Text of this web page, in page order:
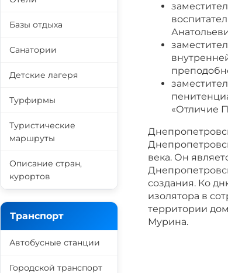
«Отличие
века. Он
создания. Ко
изолятора в
территории
Мурина.
Базы отдыха
Санатории
Детские лагеря
Турфирмы
Туристические
маршруты
Описание стран,
курортов
Транспорт
Автобусные станции
Городской транспорт